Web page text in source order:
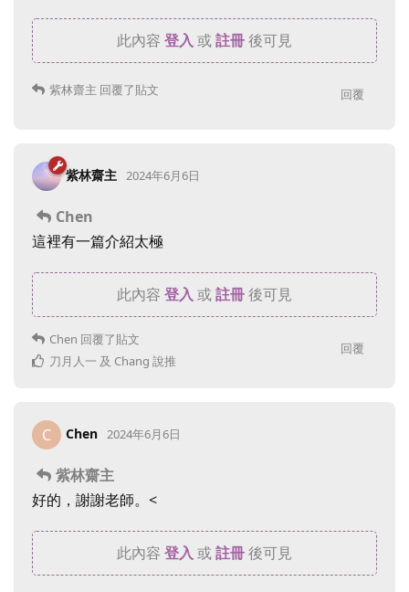
此內容 登入 或註冊後可見
回覆
紫林齋主 回覆了貼文
紫林齋主 2024年6月6日
Chen
這裡有一篇介紹太極
此內容 登入 或註冊後可見
回覆
Chen 回覆了貼文
刀月人一 及 Chang 說推
C Chen 2024年6月6日
紫林齋主
好的，謝謝老師。<
此內容 登入 或註冊後可見